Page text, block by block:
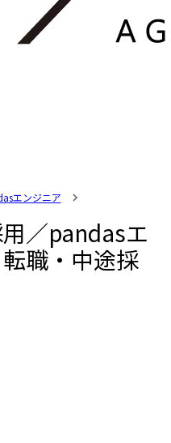
エンジニア
／pandasエ
職・中途採